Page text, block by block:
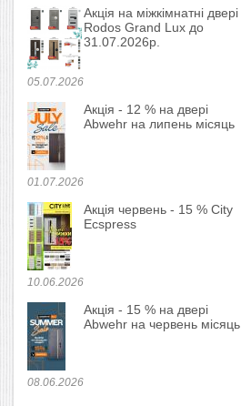
05.07.2026
Акція на міжкімнатні двері
Rodos Grand Lux до
31.07.2026р.
01.07.2026
Акція - 12 % на двері
Abwehr на липень місяць
10.06.2026
Акція червень - 15 % City
Ecspress
08.06.2026
Акція - 15 % на двері
Abwehr на червень місяць